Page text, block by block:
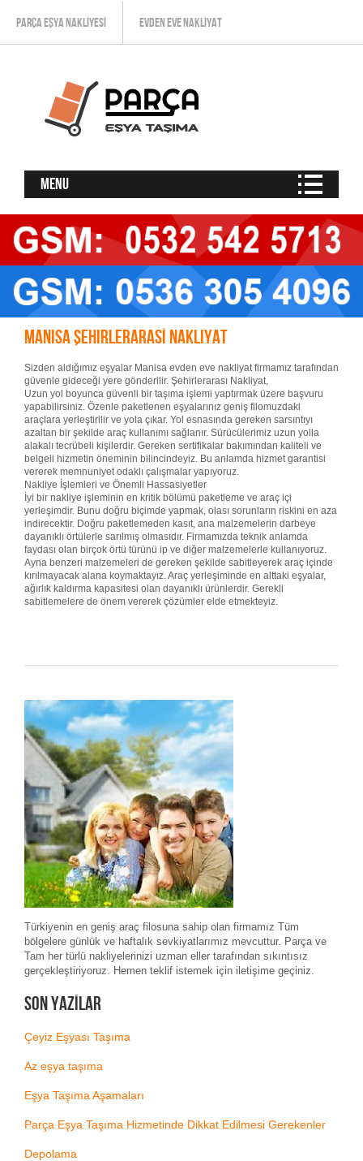
PARÇA EŞYA NAKLIYESI EVDEN EVE NAKLIYAT
Menu
Manisa Şehirlerarası Nakliyat
Sizden aldığımız eşyalar Manisa evden eve nakliyat firmamız tarafından
güvenle gideceği yere gönderilir. Şehirlerarası Nakliyat,
Uzun yol boyunca güvenli bir taşıma işlemi yaptırmak üzere başvuru
yapabilirsiniz. Özenle paketlenen eşyalarınız geniş filomuzdaki
araçlara yerleştirilir ve yola çıkar. Yol esnasında gereken sarsıntıyı
azaltan bir şekilde araç kullanımı sağlanır. Sürücülerimiz uzun yolla
alakalı tecrübeli kişilerdir. Gereken sertifikalar bakımından kaliteli ve
belgeli hizmetin öneminin bilincindeyiz. Bu anlamda hizmet garantisi
vererek memnuniyet odaklı çalışmalar yapıyoruz.
Nakliye İşlemleri ve Önemli Hassasiyetler
İyi bir nakliye işleminin en kritik bölümü paketleme ve araç içi
yerleşimdir. Bunu doğru biçimde yapmak, olası sorunların riskini en aza
indirecektir. Doğru paketlemeden kasıt, ana malzemelerin darbeye
dayanıklı örtülerle sarılmış olmasıdır. Firmamızda teknik anlamda
faydası olan birçok örtü türünü ip ve diğer malzemelerle kullanıyoruz.
Ayna benzeri malzemeleri de gereken şekilde sabitleyerek araç içinde
kırılmayacak alana koymaktayız. Araç yerleşiminde en alttaki eşyalar,
ağırlık kaldırma kapasitesi olan dayanıklı ürünlerdir. Gerekli
sabitlemelere de önem vererek çözümler elde etmekteyiz.
Türkiyenin en geniş araç filosuna sahip olan firmamız Tüm
bölgelere günlük ve haftalık sevkiyatlarımız mevcuttur. Parça ve
Tam her türlü nakliyelerinizi uzman eller tarafından sıkıntısız
gerçekleştiriyoruz. Hemen teklif istemek için iletişime geçiniz.
Son Yazılar
Çeyiz Eşyası Taşıma
Az eşya taşıma
Eşya Taşıma Aşamaları
Parça Eşya Taşıma Hizmetinde Dikkat Edilmesi Gerekenler
Depolama